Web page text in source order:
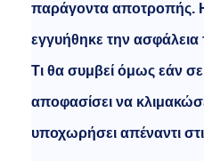
παράγοντα αποτροπής.
εγγυήθηκε την
Τι θα συμβεί όμως εάν
αποφασίσει να
υποχωρήσει απέναντι